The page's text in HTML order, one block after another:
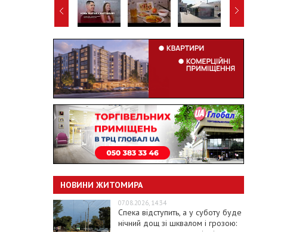
НОВИНИ ЖИТОМИРА
07.08.2026, 14:34
Спека відступить, а у суботу буде
нічний дощ зі шквалом і грозою: